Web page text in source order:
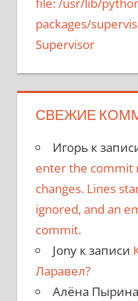
packages/
Supervisor
СВЕЖИЕ
Игорь к
enter the commit
changes. Lines
ignored, and an
commit.
Jonyк записи
Ларавел?
Алёна Пырина